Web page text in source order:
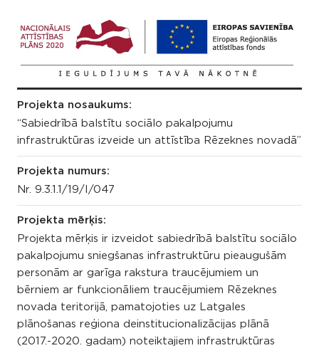
Projekta nosaukums:
“Sabiedrībā balstītu sociālo pakalpojumu
infrastruktūras izveide un attīstība Rēzeknes novadā”
Projekta numurs:
Nr. 9.3.1.1/19/I/047
Projekta mērķis:
Projekta mērķis ir izveidot sabiedrībā balstītu sociālo
pakalpojumu sniegšanas infrastruktūru pieaugušām
personām ar garīga rakstura traucējumiem un
bērniem ar funkcionāliem traucējumiem Rēzeknes
novada teritorijā, pamatojoties uz Latgales
plānošanas reģiona deinstitucionalizācijas plānā
(2017.-2020. gadam) noteiktajiem infrastruktūras